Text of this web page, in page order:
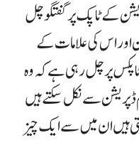
کے ٹاپک پر گفتگو چل
اس کی علامات کے
پر چل رہی ہے کہ وہ
سے نکل سکتے ہیں
ہیں ان میں سے ایک چیز